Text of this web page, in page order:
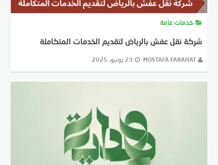
خدمات عامة
شركة نقل عفش بالرياض لتقديم الخدمات المتكاملة
MOSTAFA FARAHAT 23 يونيو، 2025